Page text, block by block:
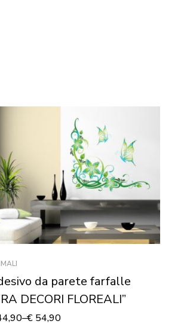
da parete farfalle
DECORI FLOREALI”
–€54,90